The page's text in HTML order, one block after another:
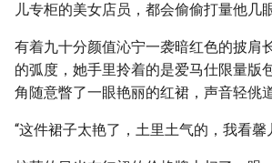
儿专柜的美女店员，都会偷偷打量他几眼
有着九十分颜值沁宁一袭暗红色的披肩
的弧度，她手里拎着的是爱马仕限量版
角随意瞥了一眼艳丽的红裙，声音轻佻
“这件裙子太艳了，土里土气的，我看馨